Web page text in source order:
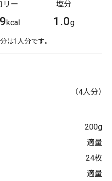
リー
kcal
塩分
1.0g
は1人分です。
（4人分）
200g
適量
24枚
適量